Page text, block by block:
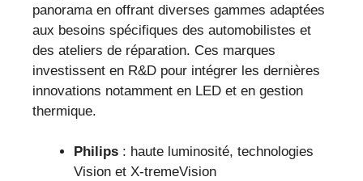
panorama en offrant diverses gammes adaptées
aux besoins spécifiques des automobilistes et
des ateliers de réparation. Ces marques
investissent en R&D pour intégrer les dernières
innovations notamment en LED et en gestion
thermique.
Philips : haute luminosité, technologies
Vision et X-tremeVision